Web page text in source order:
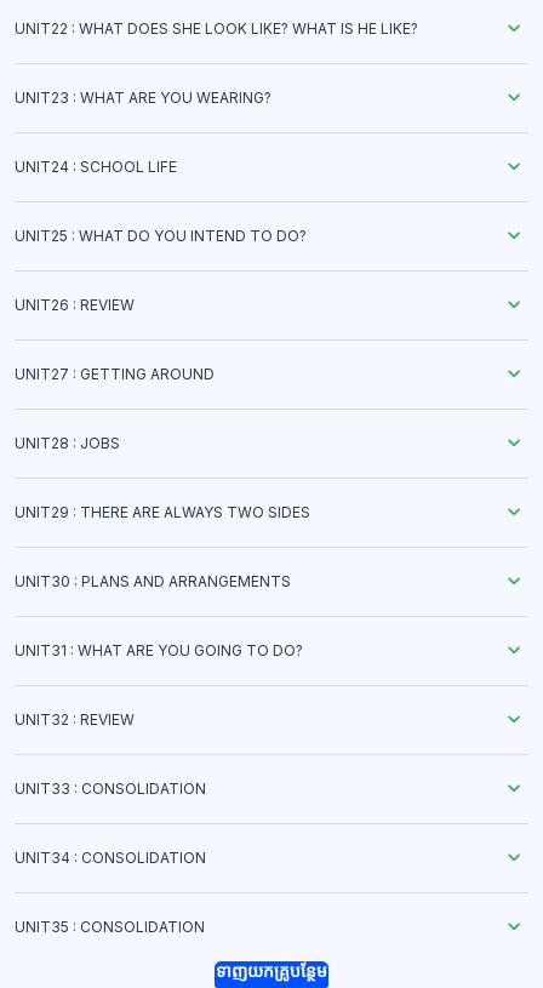
UNIT22 : WHAT DOES SHE LOOK LIKE? WHAT IS HE LIKE?
UNIT23 : WHAT ARE YOU WEARING?
UNIT24 : SCHOOL LIFE
UNIT25 : WHAT DO YOU INTEND TO DO?
UNIT26 : REVIEW
UNIT27 : GETTING AROUND
UNIT28 : JOBS
UNIT29 : THERE ARE ALWAYS TWO SIDES
UNIT30 : PLANS AND ARRANGEMENTS
UNIT31 : WHAT ARE YOU GOING TO DO?
UNIT32 : REVIEW
UNIT33 : CONSOLIDATION
UNIT34 : CONSOLIDATION
UNIT35 : CONSOLIDATION
ទាញយកគ្រូបន្ថែម